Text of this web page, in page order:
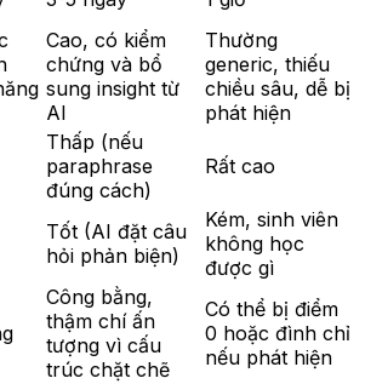
Cao, có kiểm
chứng và bổ
sung insight từ
AI
Thường
generic, thiếu
chiều sâu, dễ bị
phát hiện
Thấp (nếu
paraphrase
đúng cách)
Rất cao
Tốt (AI đặt câu
hỏi phản biện)
Kém, sinh viên
không học
được gì
Công bằng,
thậm chí ấn
tượng vì cấu
trúc chặt chẽ
Có thể bị điểm
0 hoặc đình chỉ
nếu phát hiện